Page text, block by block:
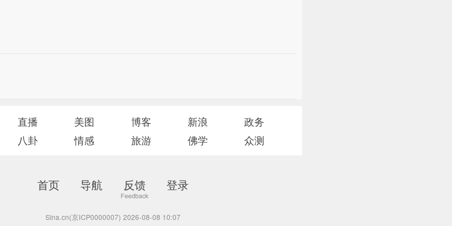
直播 美图 博客 新浪
政务
八卦
情感 旅游 佛学 众测
首页 导航 反馈 登录
Sina.cn(京ICP0000007) 2026-08-08 10:07